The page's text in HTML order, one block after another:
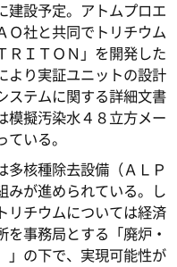
建設予定。アトムプロエ
Ｏ社と共同でトリチウム
ＲＩＴＯＮ」を開発した
より実証ユニットの設計
ステムに関する詳細文書
模擬汚染水４８立方メー
いる。
核種除去設備（ＡＬＰ
みが進められている。し
リチウムについては経済
事務局とする「廃炉・
」の下で、実現可能性が